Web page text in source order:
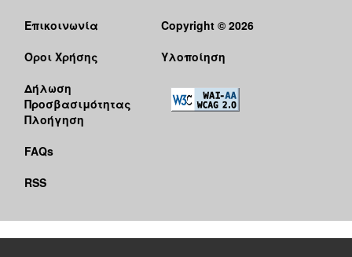
Επικοινωνία
Όροι Χρήσης
Δήλωση
Προσβασιμότητας
Πλοήγηση
FAQs
RSS
Copyright © 2026
Υλοποίηση